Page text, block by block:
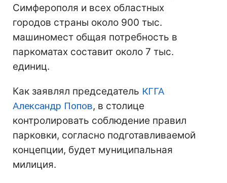
Симферополя и всех областных
городов страны около 900 тыс.
машиномест общая потребность в
паркоматах составит около 7 тыс.
единиц.
Как заявлял председатель КГГА
Александр Попов, в столице
контролировать соблюдение правил
парковки, согласно подготавливаемой
концепции, будет муниципальная
милиция.